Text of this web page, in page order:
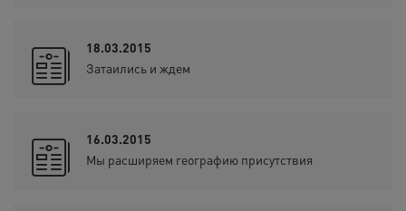
18.03.2015
Затаились и ждем
16.03.2015
Мы расширяем географию присутствия